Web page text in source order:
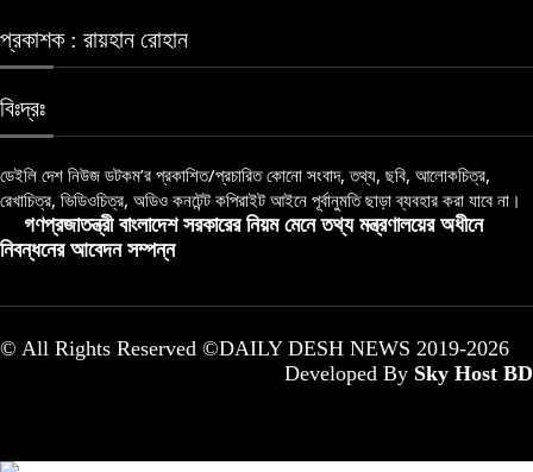
প্রকাশক : রায়হান রোহান
বিঃদ্রঃ
ডেইলি দেশ নিউজ ডটকম’র প্রকাশিত/প্রচারিত কোনো সংবাদ, তথ্য, ছবি, আলোকচিত্র,
রেখাচিত্র, ভিডিওচিত্র, অডিও কনটেন্ট কপিরাইট আইনে পূর্বানুমতি ছাড়া ব্যবহার করা যাবে না।
গণপ্রজাতন্ত্রী বাংলাদেশ সরকারের নিয়ম মেনে তথ্য মন্ত্রণালয়ের অধীনে
নিবন্ধনের আবেদন সম্পন্ন
© All Rights Reserved ©DAILY DESH NEWS 2019-2026
Developed By Sky Host BD